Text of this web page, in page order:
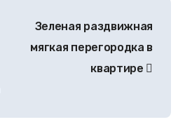
Зеленая раздвижная
мягкая перегородка в
квартире